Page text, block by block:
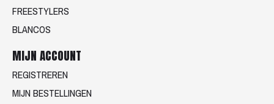
FREESTYLERS
BLANCOS
MIJN ACCOUNT
REGISTREREN
MIJN BESTELLINGEN